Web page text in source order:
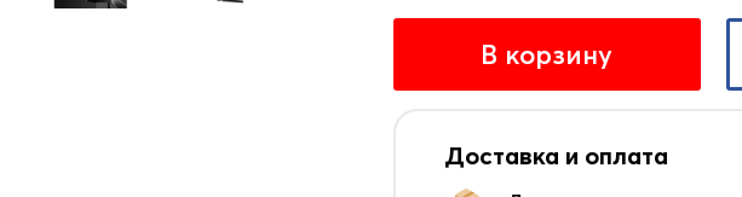
В корзину
Доставка и оплата